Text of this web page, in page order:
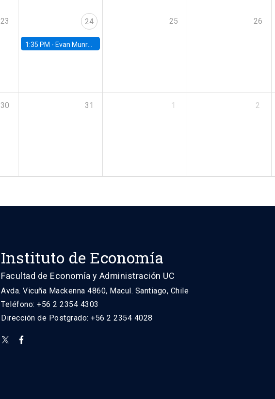
23 24
1:35 PM - Evan Munro, Neyman Visiting Assistant Professor in the Department of Statistics at UC Berkeley
25 26
30 31 1 2
Instituto de Economía
Facultad de Economía y Administración UC
Avda. Vicuña Mackenna 4860, Macul. Santiago, Chile
Teléfono: +56 2 2354 4303
Dirección de Postgrado: +56 2 2354 4028